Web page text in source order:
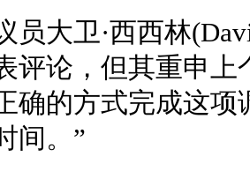
员大卫·西西林
评论，但其重申
确的方式完成这
间。”